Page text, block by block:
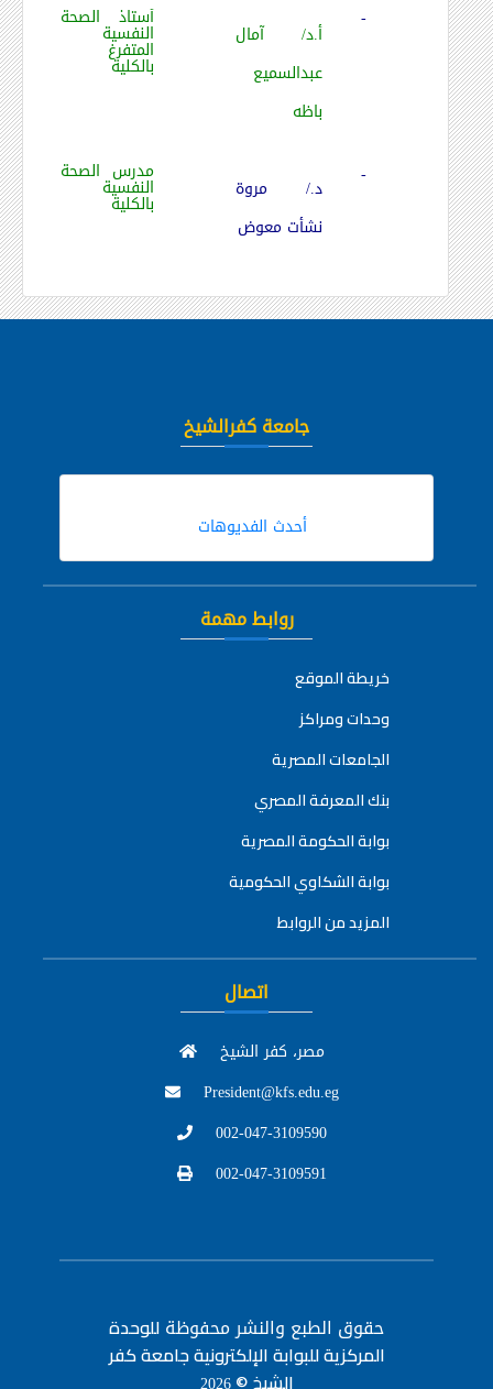
-
أ.د/ آمال
عبدالسميع
باظه
أستاذ الصحة
النفسية
المتفرغ
بالكلية
-
د./ مروة
نشأت معوض
مدرس الصحة
النفسية
بالكلية
جامعة كفرالشيخ
أحدث الفديوهات
روابط مهمة
خريطة الموقع
وحدات ومراكز
الجامعات المصرية
بنك المعرفة المصري
بوابة الحكومة المصرية
بوابة الشكاوي الحكومية
المزيد من الروابط
اتصال
مصر، كفر الشيخ
President@kfs.edu.eg
002-047-3109590
002-047-3109591
حقوق الطبع والنشر محفوظة للوحدة
المركزية للبوابة الإلكترونية جامعة كفر
الشيخ ©